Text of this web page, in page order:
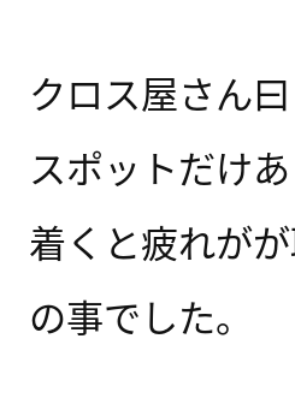
クロス屋さん
スポットだけ
着くと疲れが
の事でした。